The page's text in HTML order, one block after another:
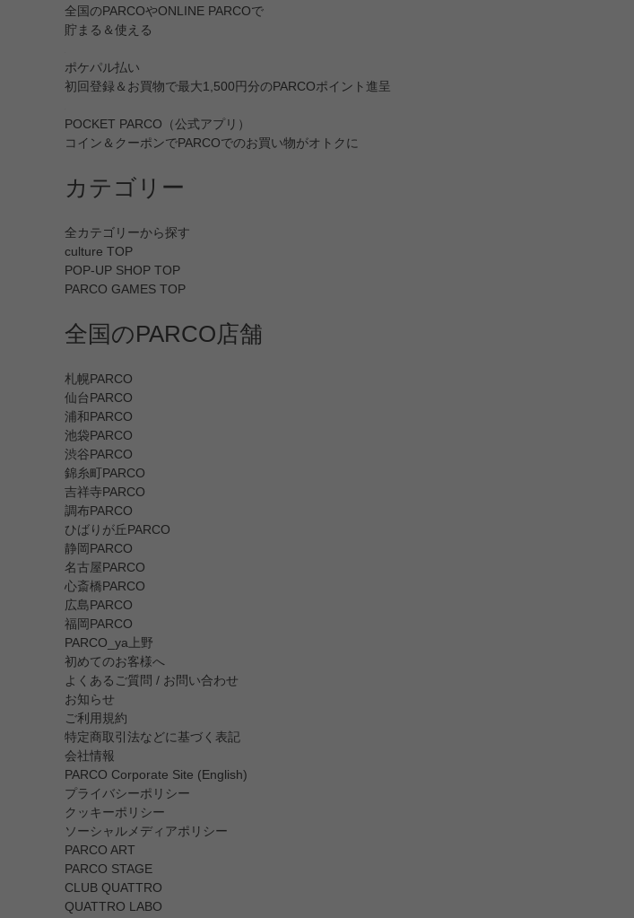
全国のPARCOやONLINE PARCOで
貯まる＆使える
ポケパル払い
初回登録＆お買物で最大1,500円分のPARCOポイント進呈
POCKET PARCO（公式アプリ）
コイン＆クーポンでPARCOでのお買い物がオトクに
カテゴリー
全カテゴリーから探す
culture TOP
POP-UP SHOP TOP
PARCO GAMES TOP
全国のPARCO店舗
札幌PARCO
仙台PARCO
浦和PARCO
池袋PARCO
渋谷PARCO
錦糸町PARCO
吉祥寺PARCO
調布PARCO
ひばりが丘PARCO
静岡PARCO
名古屋PARCO
心斎橋PARCO
広島PARCO
福岡PARCO
PARCO_ya上野
初めてのお客様へ
よくあるご質問 / お問い合わせ
お知らせ
ご利用規約
特定商取引法などに基づく表記
会社情報
PARCO Corporate Site (English)
プライバシーポリシー
クッキーポリシー
ソーシャルメディアポリシー
PARCO ART
PARCO STAGE
CLUB QUATTRO
QUATTRO LABO